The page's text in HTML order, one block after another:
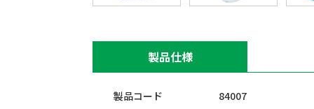
製品仕様
製品コード 84007